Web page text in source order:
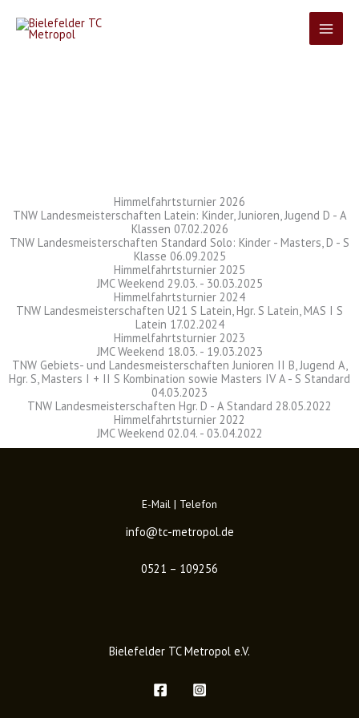
Inhalt
springen
Himmelfahrtsturnier 2026
TNW Landesmeisterschaften Latein: Kinder, Junioren, Jugend D - A
Klassen 07.02.2026
TNW Landesmeisterschaften Standard Solo: Kinder - Masters, D - S
Klasse 06.09.2025
Himmelfahrtsturnier 2025
JMC Weekend 29.03. - 30.03.2025
Himmelfahrtsturnier 2024
TNW Landesmeisterschaften U21 S Latein, Hgr. S Latein, MAS I S
Latein 17.02.2024
Himmelfahrtsturnier 2023
JMC Weekend 18.03. - 19.03.2023
TNW Gebiets- und Landesmeisterschaften Junioren II B, Jugend A,
Hgr. S, Masters I + II S Kombination sowie Masters IV A - S Standard
04.03.2023
TNW Landesmeisterschaften Hgr. D - A Standard 28.05.2022
Himmelfahrtsturnier 2022
JMC Weekend 02.04. - 03.04.2022
E-Mail | Telefon
info@tc-metropol.de
0521 – 109256
Bielefelder TC Metropol e.V.